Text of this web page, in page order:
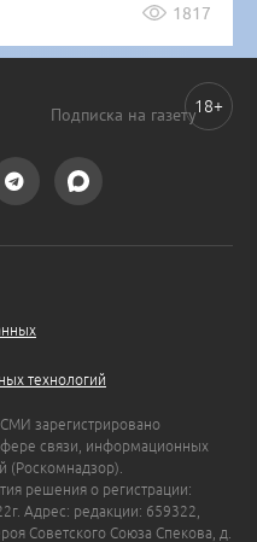
1817
Подписка на газету
технологий
зарегистрировано
связи, информационных
(Роскомнадзор).
решения о регистрации:
Адрес: редакции: 659322,
Советского Союза Спекова, д.
18+